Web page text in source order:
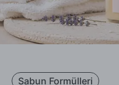
Sabun Formülleri